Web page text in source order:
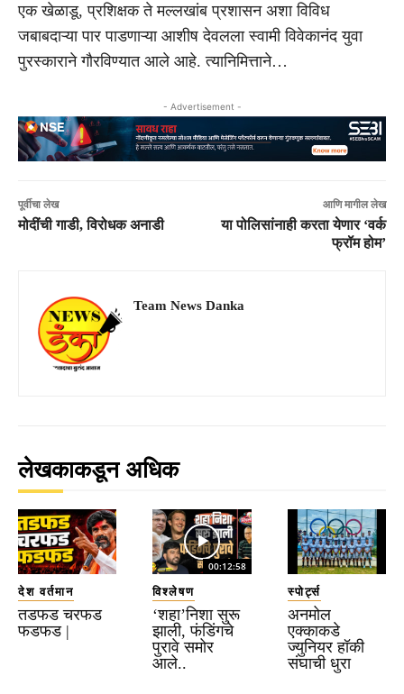
एक खेळाडू, प्रशिक्षक ते मल्लखांब प्रशासन अशा विविध
जबाबदाऱ्या पार पाडणाऱ्या आशीष देवलला स्वामी विवेकानंद युवा
पुरस्काराने गौरविण्यात आले आहे. त्यानिमित्ताने…
- Advertisement -
पूर्वीचा लेख
मोदींची गाडी, विरोधक अनाडी
आणि मागील लेख
या पोलिसांनाही करता येणार ‘वर्क
फ्रॉम होम’
Team News Danka
लेखकाकडून अधिक
देश वर्तमान
तडफड चरफड
फडफड |
00:12:58
विश्लेषण
‘शहा’निशा सुरू
झाली, फंडिंगचे
पुरावे समोर
आले..
स्पोर्ट्स
अनमोल
एक्काकडे
ज्युनियर हॉकी
संघाची धुरा